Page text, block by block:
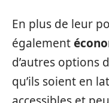
En plus de leur
également
d’autres options
qu’ils soient en